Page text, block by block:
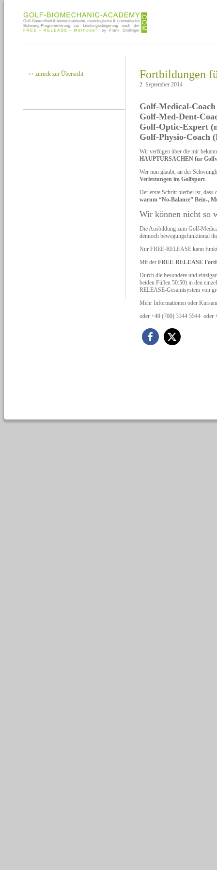
<< zurück zur Übersicht Fortbildungen
2. September 2014
Golf-Medical-
Golf-Med-Dent-
Golf-Optic-Expert
Golf-Physio-Coach
Wir verfügen über die mir
HAUPTURSACHEN für
Wer nun glaubt, an der
Verletzungen im Golfsport.
Der erste Schritt hierbei ist, dass
warum “No-Balance” Bein-,
Wir können nicht so
Die Ausbildung zum Golf-
dennoch bewegungsfunktional
Nur FREE-RELEASE kann
Mit der FREE-RELEASE
Durch die besondere und
beiden Füßen 50:50) in den
RELEASE-Gesamtsystem von
Mehr Informationen oder
oder +49 (700) 3344 5544 oder